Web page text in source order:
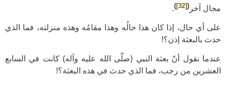
مجال آخر (
[32]
)
.
على أي حال، إذا كان هذا حالُه وهذا مقامُه وهذه منزلته، فما الذي
حدث بالبعثة إذن؟!
عندما نقول أنّ بعثة النبي (صلّى الله عليه وآله) كانت في السابع
العشرين من رجب، فما الذي حدث في هذه البعثة؟!